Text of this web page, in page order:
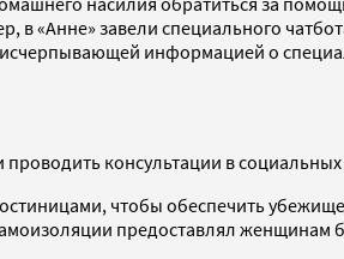
в «Анне» завели специального
исчерпывающей информацией о
консультации в
чтобы обеспечить
предоставлял женщинам